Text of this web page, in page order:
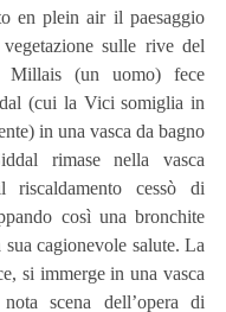
en plein air il paesaggio
sulle rive del
Millais (un uomo) fece
(cui la Vici somiglia in
in una vasca da bagno
rimase nella vasca
riscaldamento cessò di
così una bronchite
cagionevole salute. La
si immerge in una vasca
scena dell’opera di